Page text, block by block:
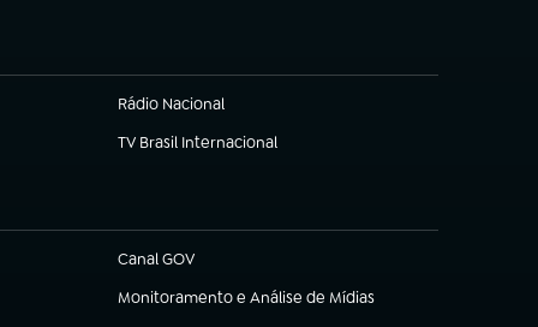
Rádio Nacional
TV Brasil Internacional
(abre em nova aba)
Canal GOV
(abre em nova aba)
Monitoramento e Análise de Mídias
(abre em nova aba)